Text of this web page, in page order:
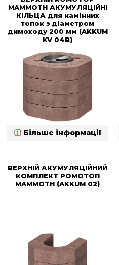
MAMMOTH АКУМУЛЯЦІЙНІ
КІЛЬЦА для камінних
топок з діаметром
димоходу 200 мм (AKKUM
KV 04B)
Більше інформації
ВЕРХНІЙ АКУМУЛЯЦІЙНИЙ
КОМПЛЕКТ РОМОТОП
MAMMOTH (AKKUM 02)